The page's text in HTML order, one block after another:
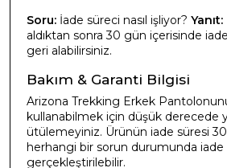
Soru: İade süreci nasıl işliyor? Yanıt:
aldıktan sonra 30 gün içerisinde
geri alabilirsiniz.
Bakım & Garanti Bilgisi
Arizona Trekking Erkek
kullanabilmek için düşük derecede
ütülemeyiniz. Ürünün iade süresi
herhangi bir sorun durumunda iade
gerçekleştirilebilir.